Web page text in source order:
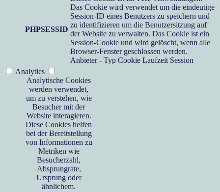
PHPSESSID
Das Cookie wird verwendet um die eindeutige
Session-ID eines Benutzers zu speichern und
zu identifizieren um die Benutzersitzung auf
der Website zu verwalten. Das Cookie ist ein
Session-Cookie und wird gelöscht, wenn alle
Browser-Fenster geschlossen werden.
Anbieter - Typ Cookie Laufzeit Session
Analytics
Analytische Cookies
werden verwendet,
um zu verstehen, wie
Besucher mit der
Website interagieren.
Diese Cookies helfen
bei der Bereitstellung
von Informationen zu
Metriken wie
Besucherzahl,
Absprungrate,
Ursprung oder
ähnlichem.